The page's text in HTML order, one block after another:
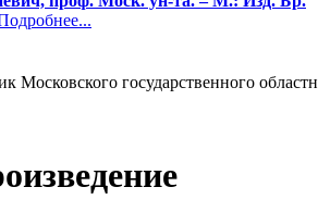
Московского государственного